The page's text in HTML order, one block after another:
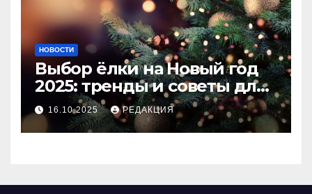
НОВОСТИ
Выбор ёлки на Новый год
2025: тренды и советы для
идеального праздника
16.10.2025 РЕДАКЦИЯ